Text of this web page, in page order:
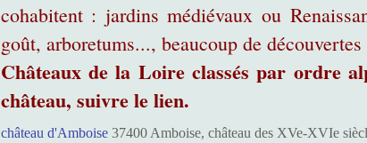
cohabitent : jardins médiévaux ou
goût, arboretums..., beaucoup de
Châteaux de la Loire classés par ordre
château, suivre le lien.
château d'Amboise37400 Amboise, château des XVe-XVIe